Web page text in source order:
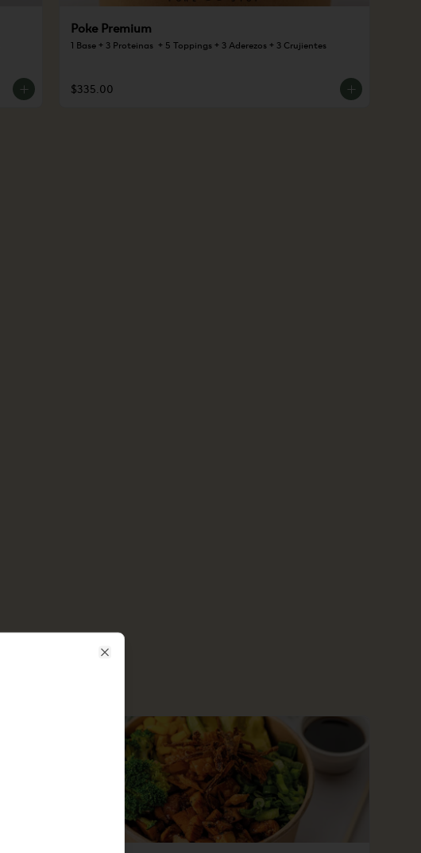
Poke Premium
1 Base + 3 Proteinas  + 5 Toppings + 3 Aderezos + 3 Crujientes
$335.00